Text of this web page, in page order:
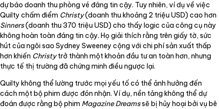
dự báo doanh thu phòng vé đáng tin cậy. Tuy nhiên, ví dụ về việc
Quilty chấm điểm Christy(doanh thu khoảng 2 triệu USD) cao hơn
Sinners(doanh thu 370 triệu USD) cho thấy logic của công cụ này
không hoàn toàn đáng tin cậy. Họ giải thích rằng trên giấy tờ, sức
hút của ngôi sao Sydney Sweeney cộng với chi phí sản xuất thấp
hơn khiến Christytrở thành một khoản đầu tư an toàn hơn, nhưng
thực tế thị trường đã chứng minh điều ngược lại.
Quilty không thể lường trước mọi yếu tố có thể ảnh hưởng đến
cách một bộ phim được đón nhận. Ví dụ, nền tảng không thể dự
đoán được rằng bộ phim Magazine Dreamssẽ bị hủy hoại bởi vụ bê